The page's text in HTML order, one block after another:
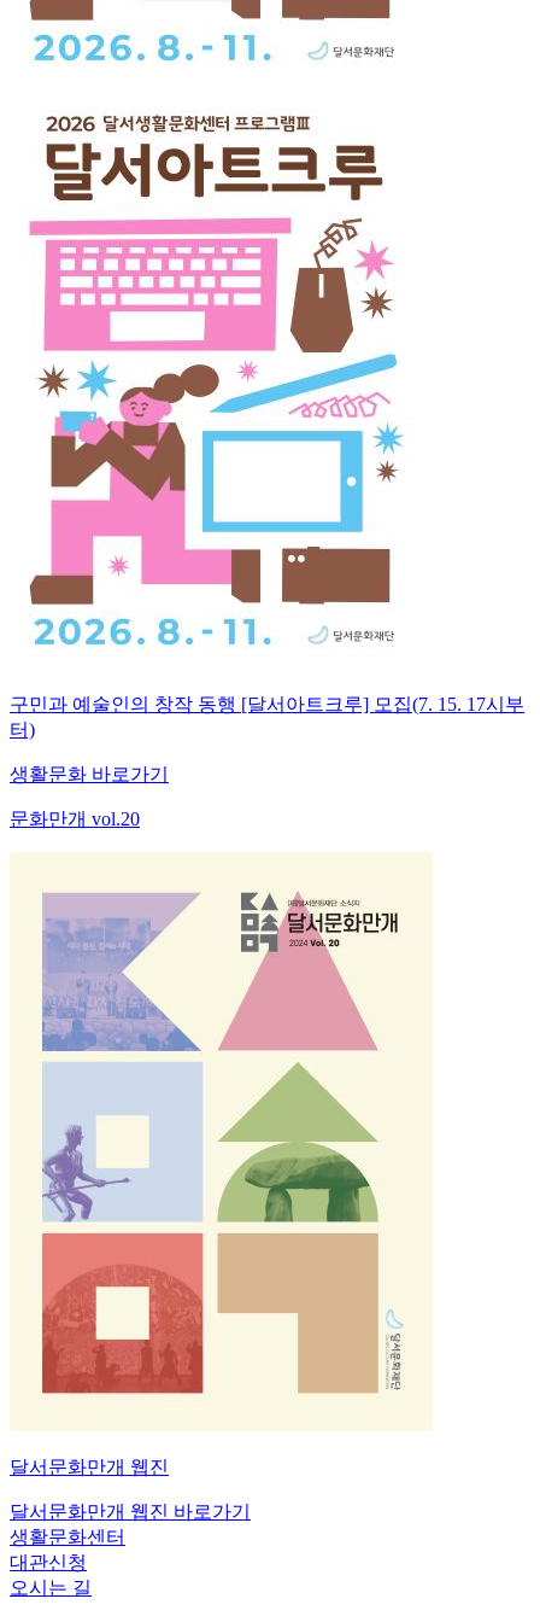
구민과 예술인의 창작 동행 [달서아트크루] 모집(7. 15. 17시부
터)
생활문화 바로가기
문화만개 vol.20
달서문화만개 웹진
달서문화만개 웹진 바로가기
생활문화센터
대관신청
오시는 길